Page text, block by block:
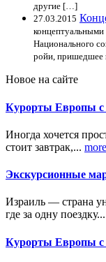
другие […]
27.03.2015
Национального
ройи, пришедшее
Новое на сайте
Курорты Европы с
Иногда хочется
стоит завтрак,...
Экскурсионные
Израиль — страна
где за одну поездку...
Курорты Европы с